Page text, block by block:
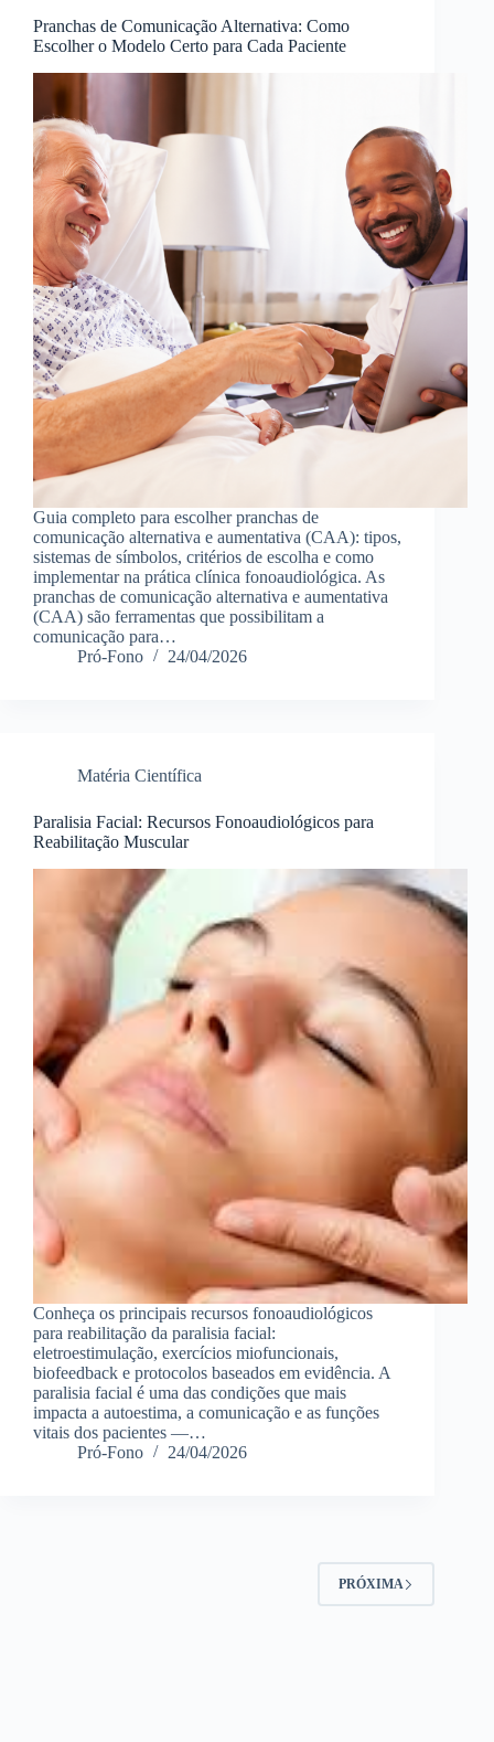
Pranchas de Comunicação Alternativa: Como
Escolher o Modelo Certo para Cada Paciente
Guia completo para escolher pranchas de
comunicação alternativa e aumentativa (CAA): tipos,
sistemas de símbolos, critérios de escolha e como
implementar na prática clínica fonoaudiológica. As
pranchas de comunicação alternativa e aumentativa
(CAA) são ferramentas que possibilitam a
comunicação para…
Pró-Fono
24/04/2026
Matéria Científica
Paralisia Facial: Recursos Fonoaudiológicos para
Reabilitação Muscular
Conheça os principais recursos fonoaudiológicos
para reabilitação da paralisia facial:
eletroestimulação, exercícios miofuncionais,
biofeedback e protocolos baseados em evidência. A
paralisia facial é uma das condições que mais
impacta a autoestima, a comunicação e as funções
vitais dos pacientes —…
Pró-Fono
24/04/2026
PRÓXIMA